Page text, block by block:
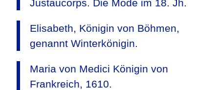
Justaucorps. Die Mode im 18. Jh.
Elisabeth, Königin von Böhmen,
genannt Winterkönigin.
Maria von Medici Königin von
Frankreich, 1610.